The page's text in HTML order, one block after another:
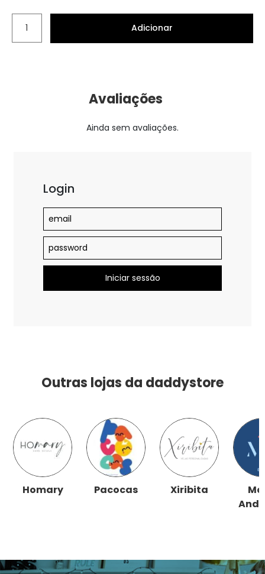
Adicionar
Avaliações
Ainda sem avaliações.
Login
Outras lojas da daddystore
Homary Pacocas Xiribita